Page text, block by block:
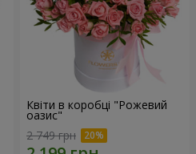
Квіти в коробці "Рожевий
оазис"
2 749 грн